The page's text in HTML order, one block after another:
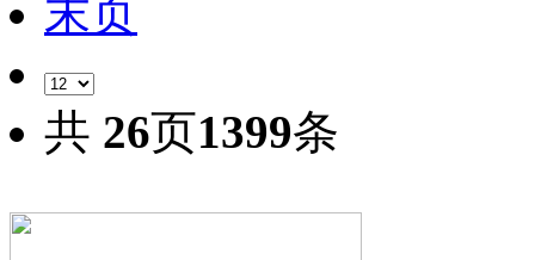
末页
共 26页1399条